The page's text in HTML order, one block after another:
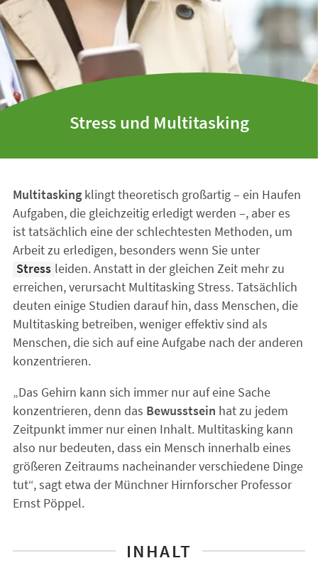
Stress und Multitasking
Multitasking klingt theoretisch großartig – ein Haufen
Aufgaben, die gleichzeitig erledigt werden –, aber es
ist tatsächlich eine der schlechtesten Methoden, um
Arbeit zu erledigen, besonders wenn Sie unter
Stress leiden. Anstatt in der gleichen Zeit mehr zu
erreichen, verursacht Multitasking Stress. Tatsächlich
deuten einige Studien darauf hin, dass Menschen, die
Multitasking betreiben, weniger effektiv sind als
Menschen, die sich auf eine Aufgabe nach der anderen
konzentrieren.
„Das Gehirn kann sich immer nur auf eine Sache
konzentrieren, denn das Bewusstsein hat zu jedem
Zeitpunkt immer nur einen Inhalt. Multitasking kann
also nur bedeuten, dass ein Mensch innerhalb eines
größeren Zeitraums nacheinander verschiedene Dinge
tut“, sagt etwa der Münchner Hirnforscher Professor
Ernst Pöppel.
INHALT